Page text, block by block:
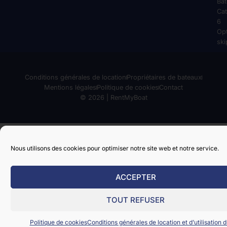
Nous utilisons des cookies pour optimiser notre site web et notre service.
ACCEPTER
TOUT REFUSER
Politique de cookiesConditions générales de location et d’utilisation
6
© 2026 | RentMyBoat
Conditions générales de location Propriétaires de bateaux
Mentions légales Politique de cookies Contact